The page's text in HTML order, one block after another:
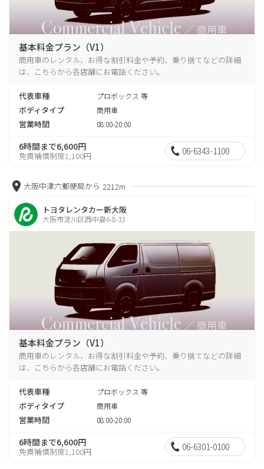
基本料金プラン（V1）
商用車のレンタル、お得な割引料金や予約、乗り捨てなどの詳細
は、こちらから各店舗にお電話ください。
代表車種 プロボックス 等
ボディタイプ 商用車
営業時間 08:00-20:00
6時間まで6,600円
免責補償制度1,100円 06-6343-1100
大阪中津六郵便局から 2212m
トヨタレンタカー新大阪
大阪市淀川区西中島6-8-33
基本料金プラン（V1）
商用車のレンタル、お得な割引料金や予約、乗り捨てなどの詳細
は、こちらから各店舗にお電話ください。
代表車種 プロボックス 等
ボディタイプ 商用車
営業時間 08:00-20:00
6時間まで6,600円
免責補償制度1,100円 06-6301-0100